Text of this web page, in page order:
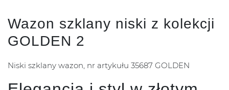
Wazon szklany niski z kolekcji
GOLDEN 2
Niski szklany wazon, nr artykułu 35687 GOLDEN